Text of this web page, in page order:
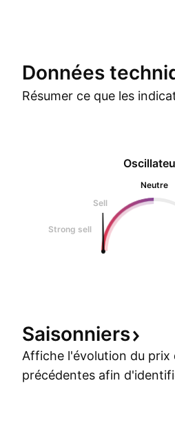
Données
Résumer ce que les
Neutre
Sell
Strong sell
Saisonniers
Affiche l'évolution du prix
précédentes afin